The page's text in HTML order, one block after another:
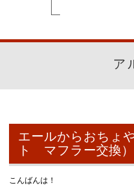
ア
エールからおちょ
ト マフラー交換）
こんばんは！